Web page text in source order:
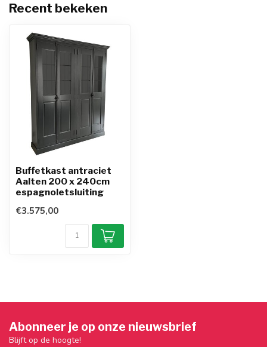
Recent bekeken
Buffetkast antraciet
Aalten 200 x 240cm
espagnoletsluiting
€3.575,00
Abonneer je op onze nieuwsbrief
Blijft op de hoogte!